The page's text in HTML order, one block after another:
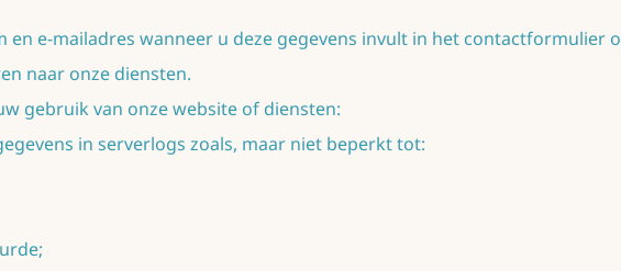
en e-mailadres wanneer u deze gegevens invult in het contactformulier
naar onze diensten.
gebruik van onze website of diensten:
in serverlogs zoals, maar niet beperkt tot: